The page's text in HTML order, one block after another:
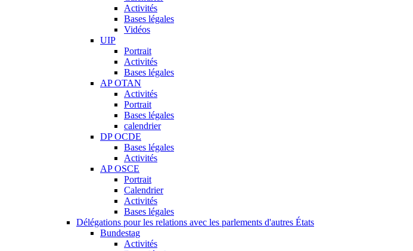
Activités
Bases légales
Vidéos
UIP
Portrait
Activités
Bases légales
AP OTAN
Activités
Portrait
Bases légales
calendrier
DP OCDE
Bases légales
Activités
AP OSCE
Portrait
Calendrier
Activités
Bases légales
Délégations pour les relations avec les parlements d'autres États
Bundestag
Activités